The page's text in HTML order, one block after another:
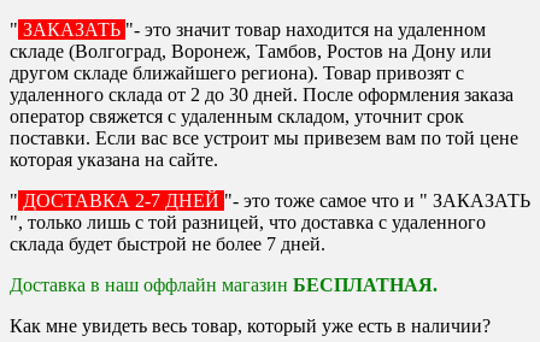
" ЗАКАЗАТЬ "- это значит товар находится на удаленном
складе (Волгоград, Воронеж, Тамбов, Ростов на Дону или
другом складе ближайшего региона). Товар привозят с
удаленного склада от 2 до 30 дней. После оформления заказа
оператор свяжется с удаленным складом, уточнит срок
поставки. Если вас все устроит мы привезем вам по той цене
которая указана на сайте.
" ДОСТАВКА 2-7 ДНЕЙ "- это тоже самое что и " ЗАКАЗАТЬ
", только лишь с той разницей, что доставка с удаленного
склада будет быстрой не более 7 дней.
Доставка в наш оффлайн магазин БЕСПЛАТНАЯ.
Как мне увидеть весь товар, который уже есть в наличии?